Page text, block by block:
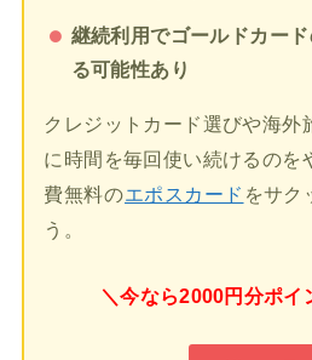
継続利用でゴールドカー
る可能性あり
クレジットカード選びや海外
に時間を毎回使い続けるのを
費無料のエポスカード をサク
う。
＼今なら2000円分ポイ